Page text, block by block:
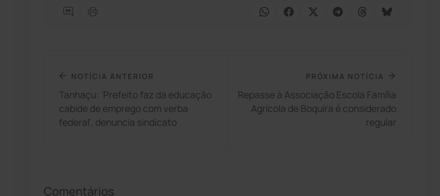
NOTÍCIA ANTERIOR
Tanhaçu: 'Prefeito faz da educação
cabide de emprego com verba
federal', denuncia sindicato
PRÓXIMA NOTÍCIA
Repasse à Associação Escola Família
Agrícola de Boquira é considerado
regular
Comentários